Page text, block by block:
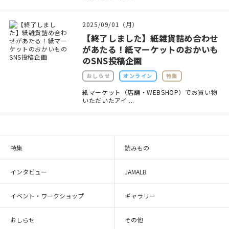
はんこ
JAMグッズ
台湾グッズ
2025/09/01（月）
【終了しました】紙雑貨詰め合わせ
があたる！紙マーケットのおかいも
のSNS投稿企画
おしらせ オンライン 特集
紙マーケット（店舗・WEBSHOP）でお買い物
いただいたアイ ...
特集 読みもの
インタビュー JAMALB
イベント・ワークショップ ギャラリー
おしらせ その他